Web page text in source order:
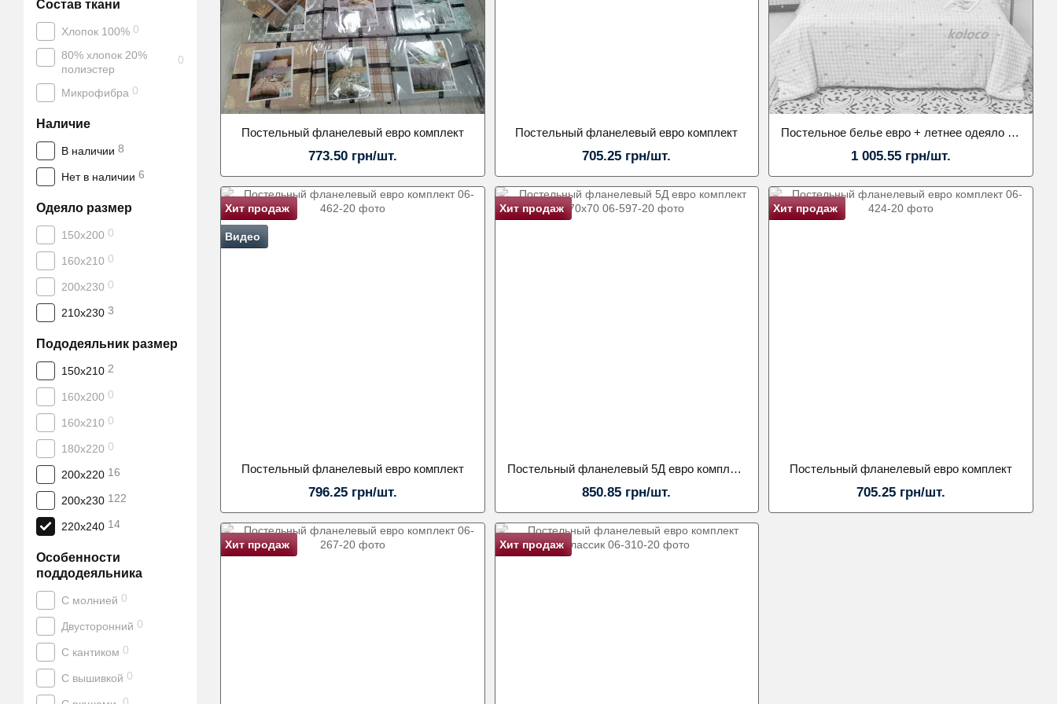
Постельный фланелевый евро комплект
773.50 грн/шт.
Постельный фланелевый евро комплект
705.25 грн/шт.
Постельное белье евро + летнее одеяло 210х230. Наволочка 50х70. Koloco
1 005.55 грн/шт.
Хит продаж
Видео
Постельный фланелевый евро комплект
796.25 грн/шт.
Хит продаж
Постельный фланелевый 5Д евро комплект 70х70
850.85 грн/шт.
Хит продаж
Постельный фланелевый евро комплект
705.25 грн/шт.
Хит продаж Хит продаж
Состав ткани
Хлопок 100% 0
80% хлопок 20%
полиэстер
0
Микрофибра 0
Наличие
В наличии 8
Нет в наличии 6
Одеяло размер
150х200 0
160х210 0
200х230 0
210х230 3
Пододеяльник размер
150х210 2
160х200 0
160x210 0
180х220 0
200х220 16
200х230 122
220х240 14
Особенности
поддодеяльника
С молнией 0
Двусторонний 0
С кантиком 0
С вышивкой 0